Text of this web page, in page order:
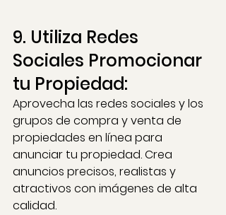
9. Utiliza Redes
Sociales Promocionar
tu Propiedad:
Aprovecha las redes sociales y los
grupos de compra y venta de
propiedades en línea para
anunciar tu propiedad. Crea
anuncios precisos, realistas y
atractivos con imágenes de alta
calidad.